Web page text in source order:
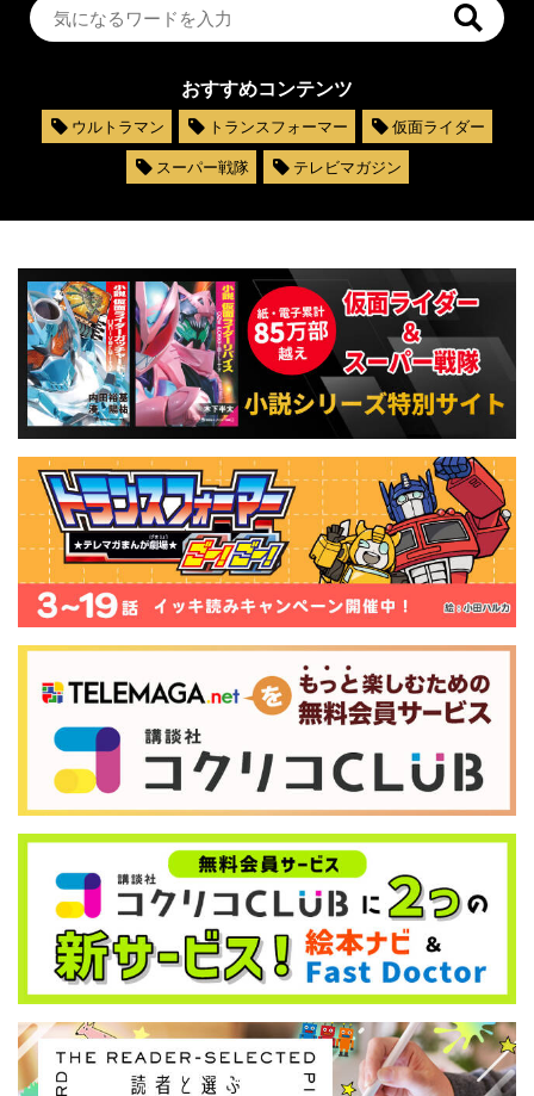
おすすめコンテンツ
ウルトラマン トランスフォーマー
仮面ライダー
スーパー戦隊
テレビマガジン